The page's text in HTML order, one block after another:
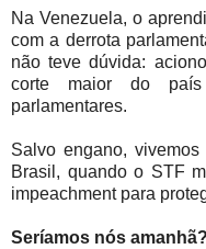
Na Venezuela, o
com a derrota
não teve dúvida:
corte maior do
parlamentares.
Salvo engano,
Brasil, quando o STF
impeachment para
Seríamos nós